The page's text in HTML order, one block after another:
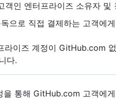
인 엔터프라이즈 소유자 및
으로 직접 결제하는 고객에
이즈 계정이 GitHub.com
다.
통해 GitHub.com 고객에